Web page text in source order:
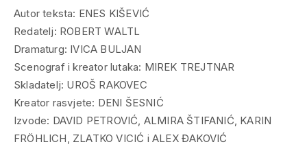
Autor teksta: ENES KIŠEVIĆ
Redatelj: ROBERT WALTL
Dramaturg: IVICA BULJAN
Scenograf i kreator lutaka: MIREK TREJTNAR
Skladatelj: UROŠ RAKOVEC
Kreator rasvjete: DENI ŠESNIĆ
Izvode: DAVID PETROVIĆ, ALMIRA ŠTIFANIĆ, KARIN
FRÖHLICH, ZLATKO VICIĆ i ALEX ĐAKOVIĆ